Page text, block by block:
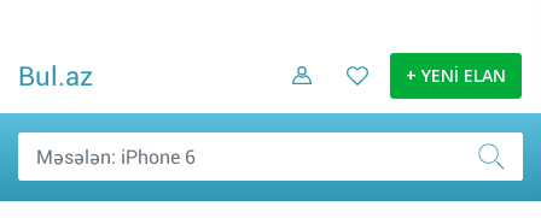
Bul.az + YENİ ELAN